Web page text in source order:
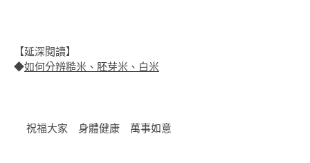
【延深閱讀】
◆如何分辨糙米、胚芽米、白米
祝福大家 身體健康 萬事如意